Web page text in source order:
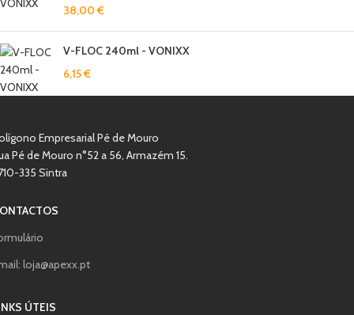
38,00€
V-FLOC 240ml - VONIXX
6,15€
Empresarial Pé de Mouro
Pé de Mouro n°52 a 56, Armazém 15.
335 Sintra
loja@apexx.pt
ÚTEIS